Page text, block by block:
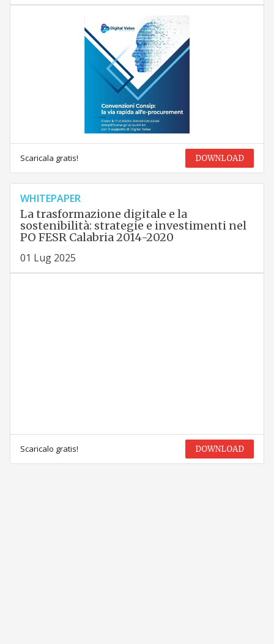
Scaricala gratis! DOWNLOAD
WHITEPAPER
La trasformazione digitale e la
sostenibilità: strategie e investimenti nel
PO FESR Calabria 2014-2020
01 Lug 2025
Scaricalo gratis! DOWNLOAD